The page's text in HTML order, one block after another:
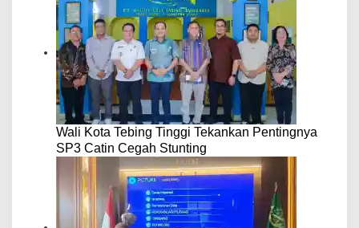
Wali Kota Tebing Tinggi Tekankan Pentingnya
SP3 Catin Cegah Stunting